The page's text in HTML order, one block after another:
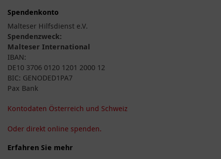
Spendenkonto
Malteser Hilfsdienst e.V.
Spendenzweck:
Malteser International
IBAN:
DE10 3706 0120 1201 2000 12
BIC: GENODED1PA7
Pax Bank
Kontodaten Österreich und Schweiz
Oder direkt online spenden.
Erfahren Sie mehr